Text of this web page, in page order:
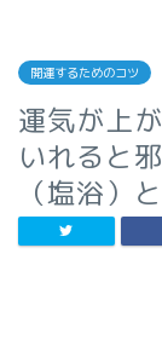
開運するためのコツ
運気が上
いれると
（塩浴）